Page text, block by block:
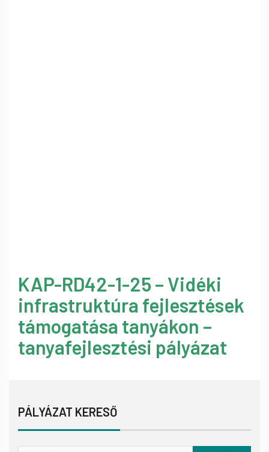
KAP-RD42-1-25 – Vidéki
infrastruktúra fejlesztések
támogatása tanyákon –
tanyafejlesztési pályázat
PÁLYÁZAT KERESŐ